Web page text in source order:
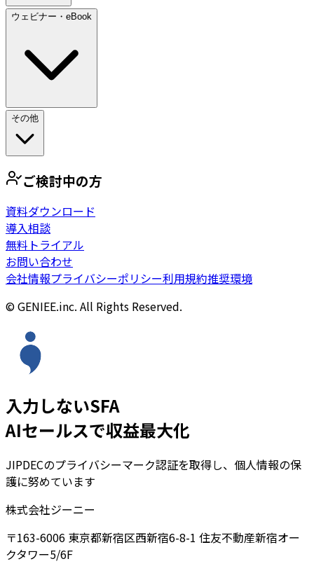
ウェビナー・eBook
その他
ご検討中の方
資料ダウンロード
導入相談
無料トライアル
お問い合わせ
会社情報プライバシーポリシー利用規約推奨環境
© GENIEE.inc. All Rights Reserved.
入力しないSFA
AIセールスで収益最大化
JIPDECのプライバシーマーク認証を取得し、個人情報の保
護に努めています
株式会社ジーニー
〒163-6006 東京都新宿区西新宿6-8-1 住友不動産新宿オー
クタワー5/6F